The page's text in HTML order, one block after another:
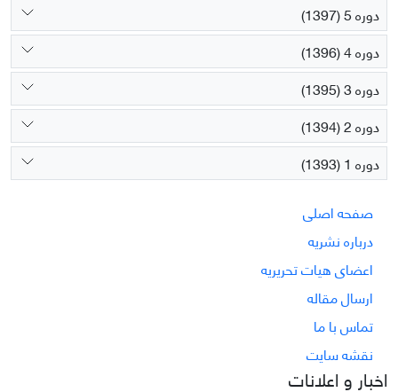
دوره 5 (1397)
دوره 4 (1396)
دوره 3 (1395)
دوره 2 (1394)
دوره 1 (1393)
صفحه اصلی
درباره نشریه
اعضای هیات تحریریه
ارسال مقاله
تماس با ما
نقشه سایت
اخبار و اعلانات